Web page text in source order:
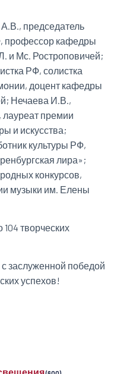
председатель
профессор кафедры
и Мс. Ростроповичей;
РФ, солистка
доцент кафедры
Нечаева И.В.,
лауреат премии
и искусства;
культуры РФ,
лира»;
конкурсов,
музыки им. Елены
творческих
заслуженной победой
успехов!